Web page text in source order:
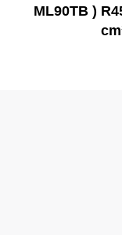
ML90TB )